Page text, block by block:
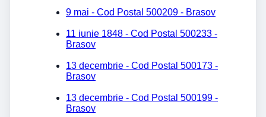
9 mai - Cod Postal 500209 - Brasov
11 iunie 1848 - Cod Postal 500233 -
Brasov
13 decembrie - Cod Postal 500173 -
Brasov
13 decembrie - Cod Postal 500199 -
Brasov